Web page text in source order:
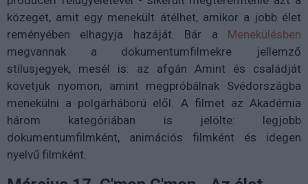
közeget, amit egy menekült átélhet, amikor a jobb élet
reményében elhagyja hazáját. Bár a Menekülésben
megvannak a dokumentumfilmekre jellemző
stílusjegyek, mesél is: az afgán Amint és családját
követjük nyomon, amint megpróbálnak Svédországba
menekülni a polgárháború elől. A filmet az Akadémia
három kategóriában is jelölte: legjobb
dokumentumfilmként, animációs filmként és idegen
nyelvű filmként.